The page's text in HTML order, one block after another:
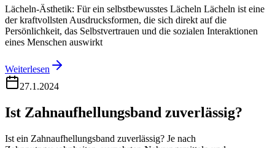
Lächeln-Ästhetik: Für ein selbstbewusstes Lächeln Lächeln ist eine
der kraftvollsten Ausdrucksformen, die sich direkt auf die
Persönlichkeit, das Selbstvertrauen und die sozialen Interaktionen
eines Menschen auswirkt
Weiterlesen
27.1.2024
Ist Zahnaufhellungsband zuverlässig?
Ist ein Zahnaufhellungsband zuverlässig? Je nach